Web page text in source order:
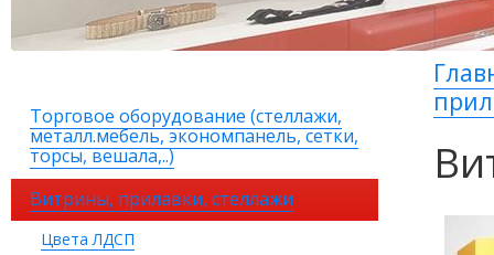
Торговое оборудование (стеллажи,
металл.мебель, экономпанель, сетки,
торсы, вешала,..)
Витрины, прилавки, стеллажи
Цвета ЛДСП